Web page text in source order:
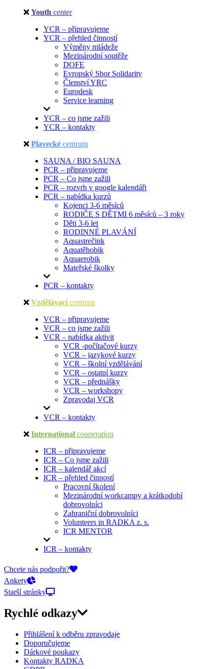
Youth center
YCR – připravujeme
YCR – přehled činností
Výměny mládeže
Mezinárodní soutěže
DOFE
Evropský Sbor Solidarity
Členství YRC
Eurodesk
Service learning
YCR – co jsme zažili
YCR – kontakty
Plavecké centrum
SAUNA / BIO SAUNA
PCR – připravujeme
PCR – Co jsme zažili
PCR – rozvrh v google kalendáři
PCR – nabídka kurzů
Kojenci 3-6 měsíců
RODIČE S DĚTMI 6 měsíců – 3 roky
Děti 3-6 let
RODINNÉ PLAVÁNÍ
Aquastrečink
Aquatěhobik
Aquaerobik
Mateřské školky
PCR – kontakty
Vzdělávací centrum
VCR – připravujeme
VCR – co jsme zažili
VCR – nabídka aktivit
VCR -počítačové kurzy
VCR – jazykové kurzy
VCR – školní vzdělávání
VCR – ostatní kurzy
VCR – přednášky
VCR – workshopy
Zpravodaj VCR
VCR – kontakty
International cooperation
ICR – připravujeme
ICR – Co jsme zažili
ICR – kalendář akcí
ICR – přehled činností
Pracovní školení
Mezinárodní workcampy a krátkodobí
dobrovolníci
Zahraniční dobrovolníci
Volunteers in RADKA z. s.
ICR MENTOR
ICR – kontakty
On-line přihlášky
Chcete nás podpořit?
Ankety
Starší stránky
Rychlé odkazy
Přihlášení k odběru zpravodaje
Doporučujeme
Dárkové poukazy
Kontakty RADKA